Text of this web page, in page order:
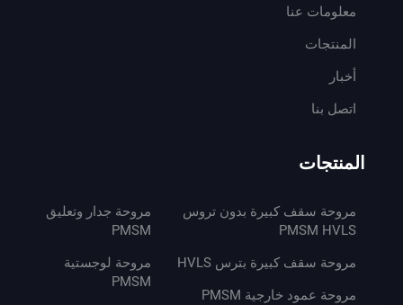
معلومات عنا
المنتجات
أخبار
اتصل بنا
المنتجات
مروحة سقف كبيرة بدون تروس
PMSM HVLS
مروحة سقف كبيرة بترس HVLS
مروحة عمود خارجية PMSM
مروحة جدار وتعليق
PMSM
مروحة لوجستية
PMSM